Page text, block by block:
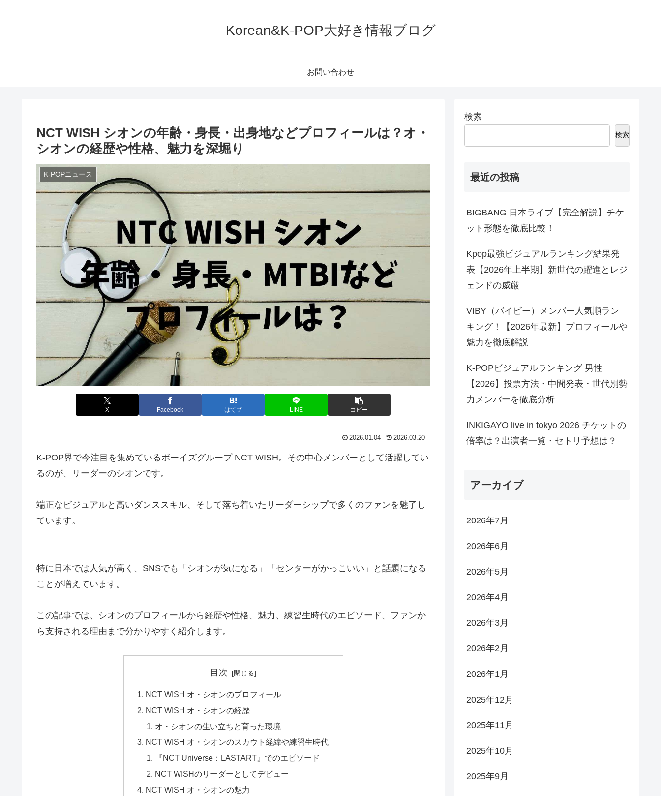
Korean&K-POP大好き情報ブログ
お問い合わせ
NCT WISH シオンの年齢・身長・出身地などプロフィールは？オ・
シオンの経歴や性格、魅力を深堀り
K-POPニュース
X Facebook はてブ LINE コピー
2026.01.04 2026.03.20
K-POP界で今注目を集めているボーイズグループ NCT WISH。その中心メンバーとして活躍してい
るのが、リーダーのシオンです。
端正なビジュアルと高いダンススキル、そして落ち着いたリーダーシップで多くのファンを魅了し
ています。
特に日本では人気が高く、SNSでも「シオンが気になる」「センターがかっこいい」と話題になる
ことが増えています。
この記事では、シオンのプロフィールから経歴や性格、魅力、 練習生時代のエピソード、ファンか
ら支持される理由まで分かりやすく紹介します。
目次
NCT WISH オ・シオンのプロフィール
NCT WISH オ・シオンの経歴
オ・シオンの生い立ちと育った環境
NCT WISH オ・シオンのスカウト経緯や練習生時代
『NCT Universe：LASTART』でのエピソード
NCT WISHのリーダーとしてデビュー
NCT WISH オ・シオンの魅力
検索
検索
最近の投稿
BIGBANG 日本ライブ【完全解説】チケ
ット形態を徹底比較！
Kpop最強ビジュアルランキング結果発
表【2026年上半期】新世代の躍進とレジ
ェンドの威厳
VIBY（バイビー）メンバー人気順ラン
キング！【2026年最新】プロフィールや
魅力を徹底解説
K-POPビジュアルランキング 男性
【2026】投票方法・中間発表・世代別勢
力メンバーを徹底分析
INKIGAYO live in tokyo 2026 チケットの
倍率は？出演者一覧・セトリ予想は？
アーカイブ
2026年7月
2026年6月
2026年5月
2026年4月
2026年3月
2026年2月
2026年1月
2025年12月
2025年11月
2025年10月
2025年9月